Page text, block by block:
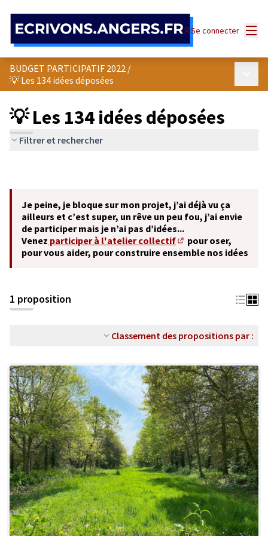
Se connecter
BUDGET PARTICIPATIF 2022 /
💡 Les 134 idées déposées
💡 Les 134 idées déposées
Filtrer et rechercher
Je peine, je bloque sur mon projet, j’ai déjà vu ça
ailleurs et c’est super, un rêve un peu fou, j’ai envie
de participer mais je n’ai pas d’idées...
Venez participer à l'atelier collectif
(S'ouvre dans un
pour oser,
pour vous aider, pour construire ensemble nos idées
1 proposition
Classement des propositions par :